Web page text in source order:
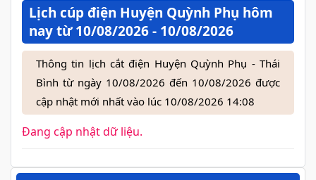
Lịch cúp điện Huyện Quỳnh Phụ hôm
nay từ 10/08/2026 - 10/08/2026
Thông tin lịch cắt điện Huyện Quỳnh Phụ - Thái
Bình từ ngày 10/08/2026 đến 10/08/2026 được
cập nhật mới nhất vào lúc 10/08/2026 14:08
Đang cập nhật dữ liệu.